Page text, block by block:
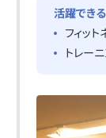
活躍でき
フィッ
トレー